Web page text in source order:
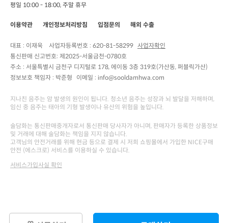
평일 10:00 - 18:00, 주말 휴무
이용약관 개인정보처리방침 입점문의 해외 수출
대표 : 이재욱 사업자등록번호 : 620-81-58299 사업자확인
통신판매 신고번호: 제2025-서울금천-0780호
주소 : 서울특별시 금천구 디지털로 178, 에이동 3층 319호(가산동, 퍼블릭가산)
정보보호 책임자 : 박준형 이메일 : info@sooldamhwa.com
지나친 음주는 암 발생의 원인이 됩니다. 청소년 음주는 성장과 뇌 발달을 저해하며,
임신 중 음주는 태아의 기형 발생이나 유산의 위험을 높입니다.
술담화는 통신판매중개자로서 통신판매 당사자가 아니며, 판매자가 등록한 상품정보
및 거래에 대해 술담화는 책임을 지지 않습니다.
고객님의 안전거래를 위해 현금 등으로 결제 시 저희 쇼핑몰에서 가입한 NICE구매
안전 (에스크로) 서비스를 이용하실 수 있습니다.
서비스가입사실 확인